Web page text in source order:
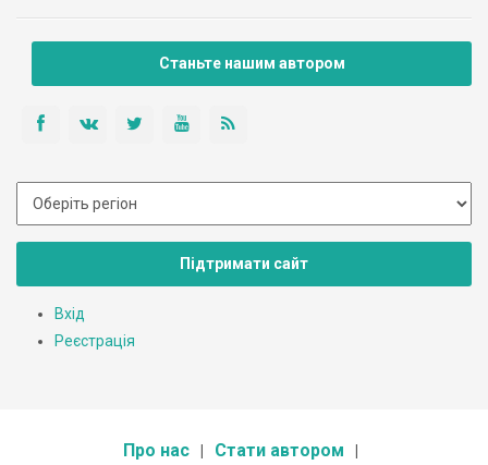
Станьте нашим автором
Підтримати сайт
Вхід
Реєстрація
Про нас Стати автором